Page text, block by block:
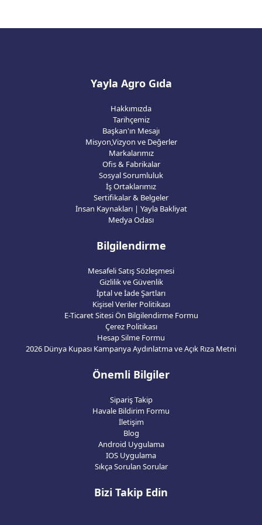
Yayla Agro Gıda
Hakkımızda
Tarihçemiz
Başkan'ın Mesajı
Misyon,Vizyon ve Değerler
Markalarımız
Ofis & Fabrikalar
Sosyal Sorumluluk
İş Ortaklarımız
Sertifikalar & Belgeler
İnsan Kaynakları | Yayla Bakliyat
Medya Odası
Bilgilendirme
Mesafeli Satış Sözleşmesi
Gizlilik ve Güvenlik
İptal ve İade Şartları
Kişisel Veriler Politikası
E-Ticaret Sitesi Ön Bilgilendirme Formu
Çerez Politikası
Hesap Silme Formu
2026 Dünya Kupası Kampanya Aydınlatma ve Açık Rıza Metni
Önemli Bilgiler
Sipariş Takip
Havale Bildirim Formu
İletişim
Blog
Android Uygulama
IOS Uygulama
Sıkça Sorulan Sorular
Bizi Takip Edin